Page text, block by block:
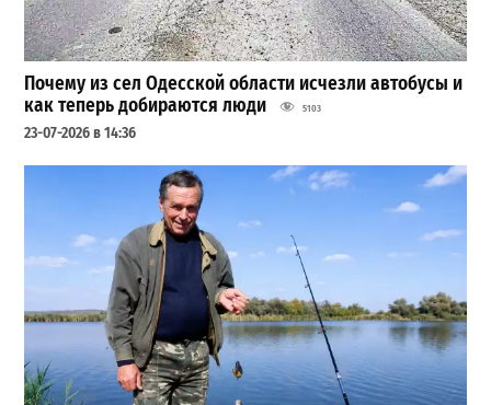
Почему из сел Одесской области исчезли автобусы и
как теперь добираются люди
5103
23-07-2026 в 14:36